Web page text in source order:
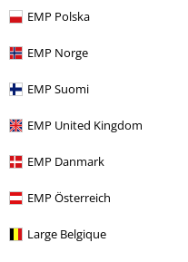
EMP Polska
EMP Norge
EMP Suomi
EMP United Kingdom
EMP Danmark
EMP Österreich
Large Belgique